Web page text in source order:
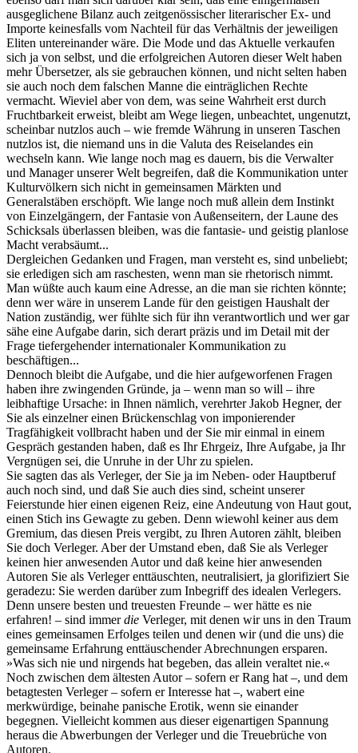
ausgeglichene Bilanz auch zeitgenössischer literarischer Ex- und
Importe keinesfalls vom Nachteil für das Verhältnis der jeweiligen
Eliten untereinander wäre. Die Mode und das Aktuelle verkaufen
sich ja von selbst, und die erfolgreichen Autoren dieser Welt haben
mehr Übersetzer, als sie gebrauchen können, und nicht selten haben
sie auch noch dem falschen Manne die einträglichen Rechte
vermacht. Wieviel aber von dem, was seine Wahrheit erst durch
Fruchtbarkeit erweist, bleibt am Wege liegen, unbeachtet, ungenutzt,
scheinbar nutzlos auch ‒ wie fremde Währung in unseren Taschen
nutzlos ist, die niemand uns in die Valuta des Reiselandes ein
wechseln kann. Wie lange noch mag es dauern, bis die Verwalter
und Manager unserer Welt begreifen, daß die Kommunikation unter
Kulturvölkern sich nicht in gemeinsamen Märkten und
Generalstäben erschöpft. Wie lange noch muß allein dem Instinkt
von Einzelgängern, der Fantasie von Außenseitern, der Laune des
Schicksals überlassen bleiben, was die fantasie- und geistig planlose
Macht verabsäumt...
Dergleichen Gedanken und Fragen, man versteht es, sind unbeliebt;
sie erledigen sich am raschesten, wenn man sie rhetorisch nimmt.
Man wüßte auch kaum eine Adresse, an die man sie richten könnte;
denn wer wäre in unserem Lande für den geistigen Haushalt der
Nation zuständig, wer fühlte sich für ihn verantwortlich und wer gar
sähe eine Aufgabe darin, sich derart präzis und im Detail mit der
Frage tiefergehender internationaler Kommunikation zu
beschäftigen...
Dennoch bleibt die Aufgabe, und die hier aufgeworfenen Fragen
haben ihre zwingenden Gründe, ja ‒ wenn man so will ‒ ihre
leibhaftige Ursache: in Ihnen nämlich, verehrter Jakob Hegner, der
Sie als einzelner einen Brückenschlag von imponierender
Tragfähigkeit vollbracht haben und der Sie mir einmal in einem
Gespräch gestanden haben, daß es Ihr Ehrgeiz, Ihre Aufgabe, ja Ihr
Vergnügen sei, die Unruhe in der Uhr zu spielen.
Sie sagten das als Verleger, der Sie ja im Neben- oder Hauptberuf
auch noch sind, und daß Sie auch dies sind, scheint unserer
Feierstunde hier einen eigenen Reiz, eine Andeutung von Haut gout,
einen Stich ins Gewagte zu geben. Denn wiewohl keiner aus dem
Gremium, das diesen Preis vergibt, zu Ihren Autoren zählt, bleiben
Sie doch Verleger. Aber der Umstand eben, daß Sie als Verleger
keinen hier anwesenden Autor und daß keine hier anwesenden
Autoren Sie als Verleger enttäuschten, neutralisiert, ja glorifiziert Sie
geradezu: Sie werden darüber zum Inbegriff des idealen Verlegers.
Denn unsere besten und treuesten Freunde ‒ wer hätte es nie
erfahren! ‒ sind immerdie Verleger, mit denen wir uns in den Traum
eines gemeinsamen Erfolges teilen und denen wir (und die uns) die
gemeinsame Erfahrung enttäuschender Abrechnungen ersparen.
»Was sich nie und nirgends hat begeben, das allein veraltet nie.«
Noch zwischen dem ältesten Autor ‒ sofern er Rang hat ‒, und dem
betagtesten Verleger ‒ sofern er Interesse hat ‒, wabert eine
merkwürdige, beinahe panische Erotik, wenn sie einander
begegnen. Vielleicht kommen aus dieser eigenartigen Spannung
heraus die Abwerbungen der Verleger und die Treuebrüche von
Autoren.